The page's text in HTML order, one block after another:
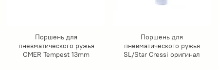
Поршень для
пневматического ружья
OMER Tempest 13mm
Поршень для
пневматического ружья
SL/Star Cressi оригинал